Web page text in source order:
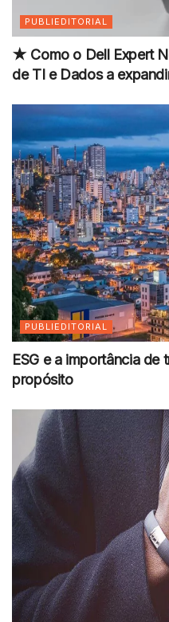
PUBLIEDITORIAL
★ Como o Dell Expert
de TI e Dados a
PUBLIEDITORIAL
ESG e a importância de
propósito